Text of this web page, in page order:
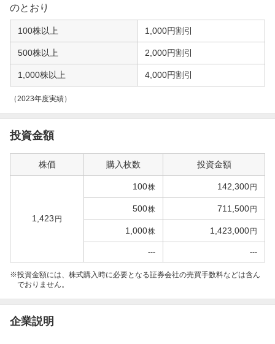
のとおり
100株以上 1,000円割引
500株以上 2,000円割引
1,000株以上 4,000円割引
（2023年度実績）
投資金額
株価 購入枚数 投資金額
1,423 円
100株 142,300円
500株 711,500円
1,000株 1,423,000円
--- ---
投資金額には、株式購入時に必要となる証券会社の売買手数料などは含ん
でおりません。
企業説明